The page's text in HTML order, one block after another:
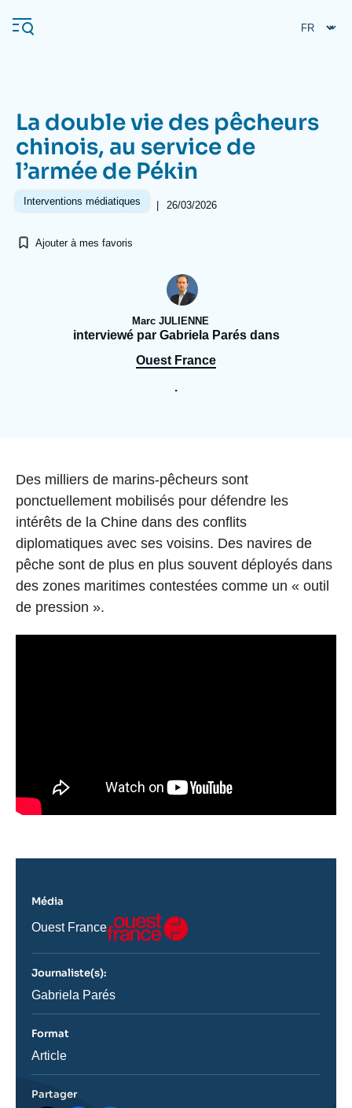
au
contenu
Navigation
principale
L'Ifri
Se connecter
À propos de l'Ifri
Proche-Orient
La double vie des pêcheurs
chinois, au service de
l’armée de Pékin
Interventions médiatiques | 26/03/2026
Ajouter à mes favoris
Marc JULIENNE
interviewé par Gabriela Parés dans
Ouest France
.
Accroche
Des milliers de marins-pêcheurs sont
ponctuellement mobilisés pour défendre les
intérêts de la Chine dans des conflits
diplomatiques avec ses voisins. Des navires de
pêche sont de plus en plus souvent déployés dans
des zones maritimes contestées comme un « outil
de pression ».
Média
Nom
journal,
ou
émission
Ouest France
Logo
Journaliste(s):
Journaliste
Gabriela Parés
Format
Catégorie
Article
Partager